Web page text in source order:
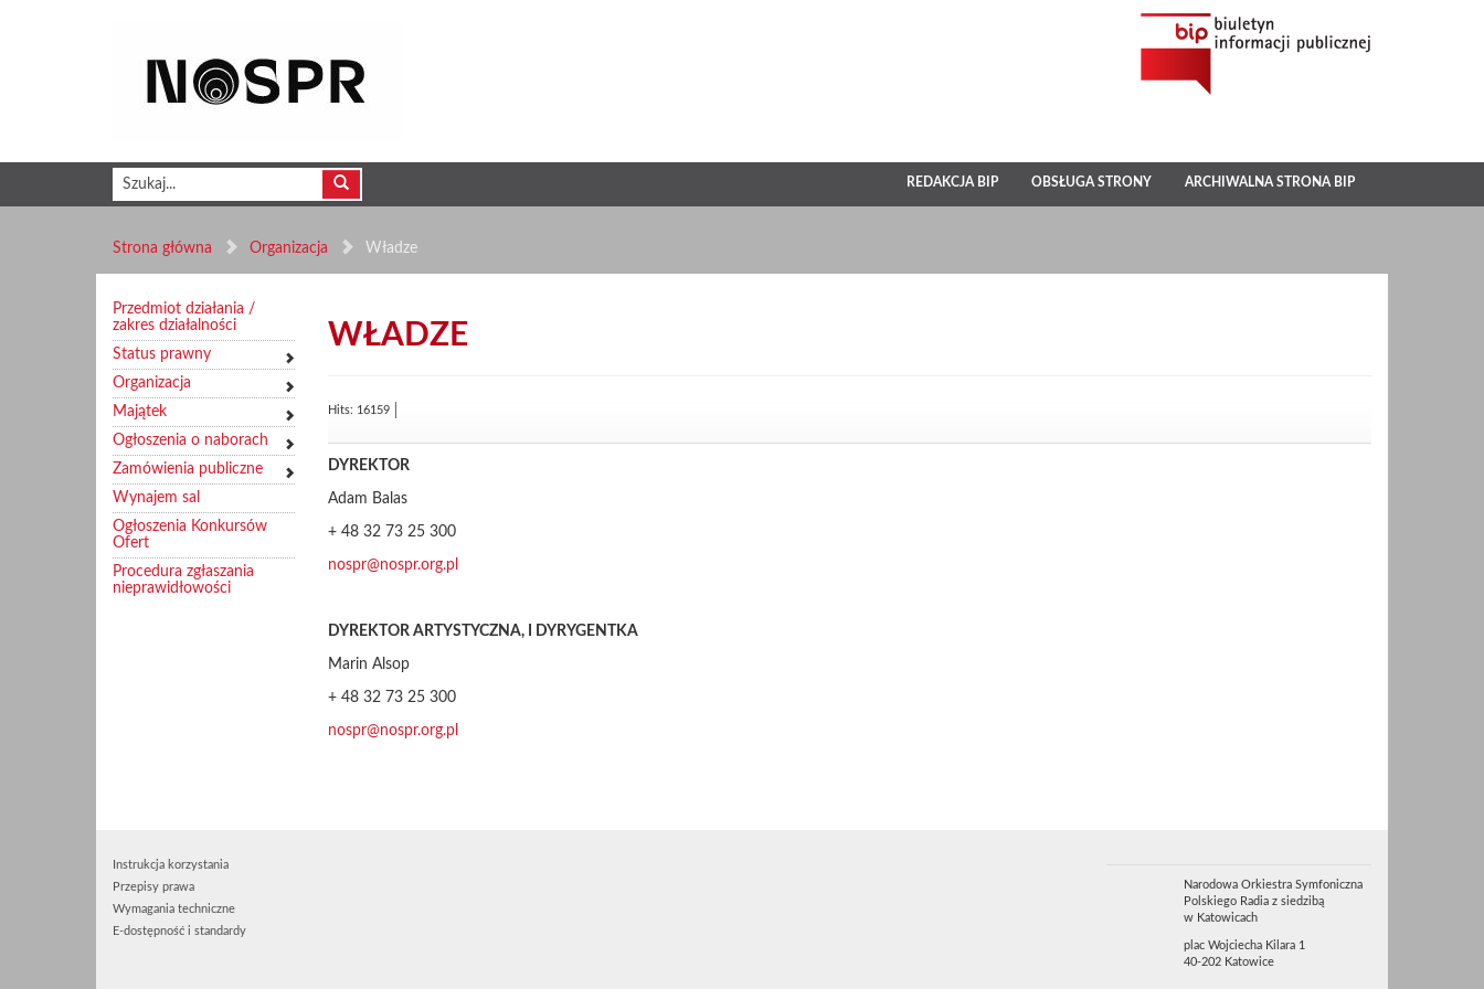
REDAKCJA BIP OBSŁUGA STRONY ARCHIWALNA STRONA BIP
Strona główna Organizacja Władze
Przedmiot działania /
zakres działalności
Status prawny
Organizacja
Majątek
Ogłoszenia o naborach
Zamówienia publiczne
Wynajem sal
Ogłoszenia Konkursów
Ofert
Procedura zgłaszania
nieprawidłowości
WŁADZE
Hits: 16159
DYREKTOR
Adam Balas
+ 48 32 73 25 300
nospr@nospr.org.pl
DYREKTOR ARTYSTYCZNA, I DYRYGENTKA
Marin Alsop
+ 48 32 73 25 300
nospr@nospr.org.pl
Instrukcja korzystania
Przepisy prawa
Wymagania techniczne
E-dostępność i standardy
Narodowa Orkiestra Symfoniczna
Polskiego Radia z siedzibą
w Katowicach
plac Wojciecha Kilara 1
40-202 Katowice